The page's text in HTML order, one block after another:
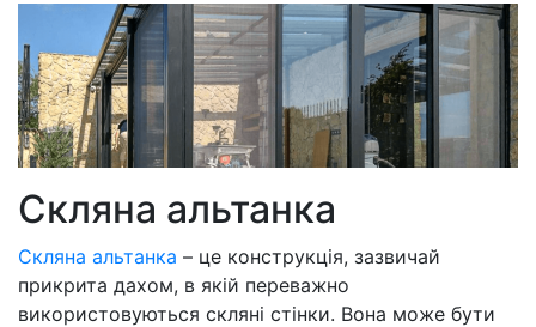
Скляна альтанка
Скляна альтанка – це конструкція, зазвичай
прикрита дахом, в якій переважно
використовуються скляні стінки. Вона може бути